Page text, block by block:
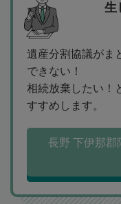
生
遺産分割協議がま
できない！
相続放棄したい！
すすめします。
長野 下伊那郡